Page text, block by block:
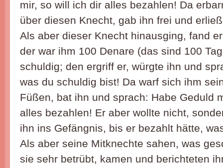
mir, so will ich dir alles bezahlen! Da
über diesen Knecht, gab ihn frei und
Als aber dieser Knecht hinausging, fand
der war ihm 100 Denare (das sind 100
schuldig; den ergriff er, würgte ihn und
was du schuldig bist! Da warf sich ihm
Füßen, bat ihn und sprach: Habe Geduld
alles bezahlen! Er aber wollte nicht,
ihn ins Gefängnis, bis er bezahlt hätte,
Als aber seine Mitknechte sahen, was
sie sehr betrübt, kamen und berichteten